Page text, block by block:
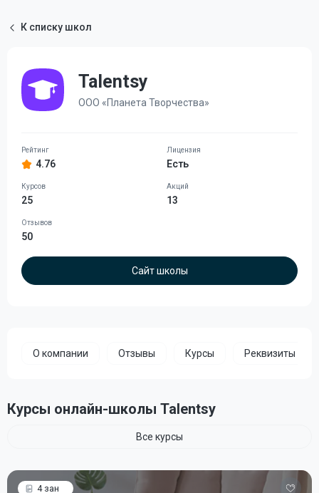
К списку школ
Talentsy
ООО «Планета Творчества»
4.76 Есть
25 13
50
Сайт школы
О компании Отзывы Курсы Реквизиты
Курсы онлайн-школы Talentsy
Все курсы
4 зан